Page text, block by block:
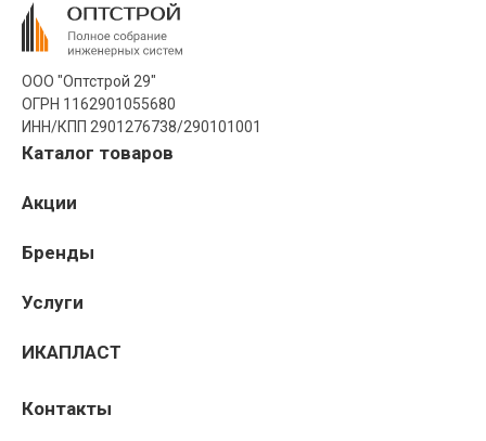
ООО "Оптстрой 29"
ОГРН 1162901055680
ИНН/КПП 2901276738/290101001
Каталог товаров
Акции
Бренды
Услуги
ИКАПЛАСТ
Контакты